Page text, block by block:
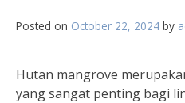
Posted on October 22, 2024 by
Hutan mangrove
yang sangat penting bagi